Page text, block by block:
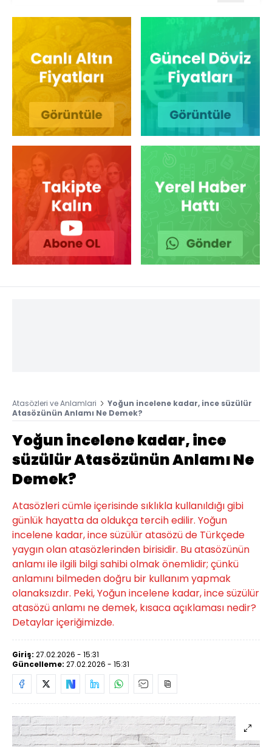
Atasözleri ve Anlamlari
Yoğun incelene kadar, ince süzülür
Atasözünün Anlamı Ne Demek?
Yoğun incelene kadar, ince
süzülür Atasözünün Anlamı Ne
Demek?
Atasözleri cümle içerisinde sıklıkla kullanıldığı gibi
günlük hayatta da oldukça tercih edilir. Yoğun
incelene kadar, ince süzülür atasözü de Türkçede
yaygın olan atasözlerinden birisidir. Bu atasözünün
anlamı ile ilgili bilgi sahibi olmak önemlidir; çünkü
anlamını bilmeden doğru bir kullanım yapmak
olanaksızdır. Peki, Yoğun incelene kadar, ince süzülür
atasözü anlamı ne demek, kısaca açıklaması nedir?
Detaylar içeriğimizde.
Giriş: 27.02.2026 - 15:31
Güncelleme: 27.02.2026 - 15:31